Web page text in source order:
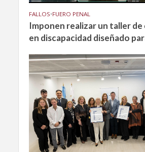
FALLOS•FUERO PENAL
Imponen realizar un taller
en discapacidad diseñado